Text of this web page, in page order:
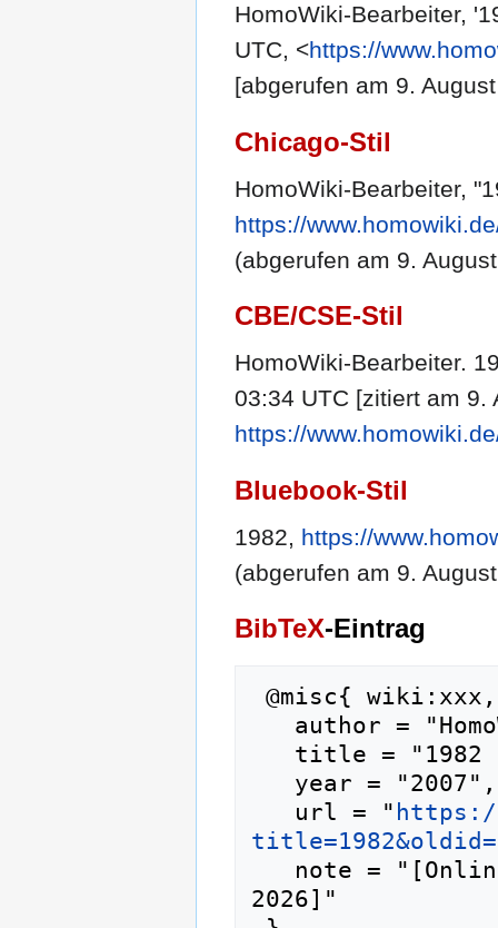
HomoWiki-Bearbeiter,
UTC, <https://
[abgerufen am 9.
Chicago-Stil
HomoWiki-Bearbeiter,
https://
(abgerufen am 9.
CBE/CSE-Stil
HomoWiki-Bearbeiter.
03:34 UTC [zitiert am 9.
https://
Bluebook-Stil
1982, https://
(abgerufen am 9.
BibTeX-Eintrag
   url = "
https://
2026]"